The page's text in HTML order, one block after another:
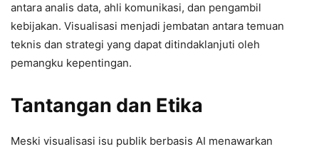
antara analis data, ahli komunikasi, dan pengambil
kebijakan. Visualisasi menjadi jembatan antara temuan
teknis dan strategi yang dapat ditindaklanjuti oleh
pemangku kepentingan.
Tantangan dan Etika
Meski visualisasi isu publik berbasis AI menawarkan